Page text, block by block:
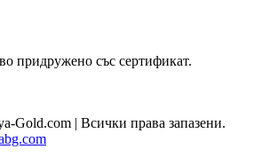
придружено със сертификат.
Gold.com | Всички права запазени.